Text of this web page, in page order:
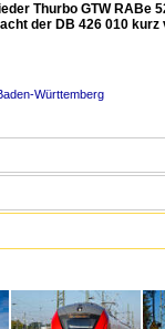
Thurbo GTW RABe
der DB 426 010
Württemberg